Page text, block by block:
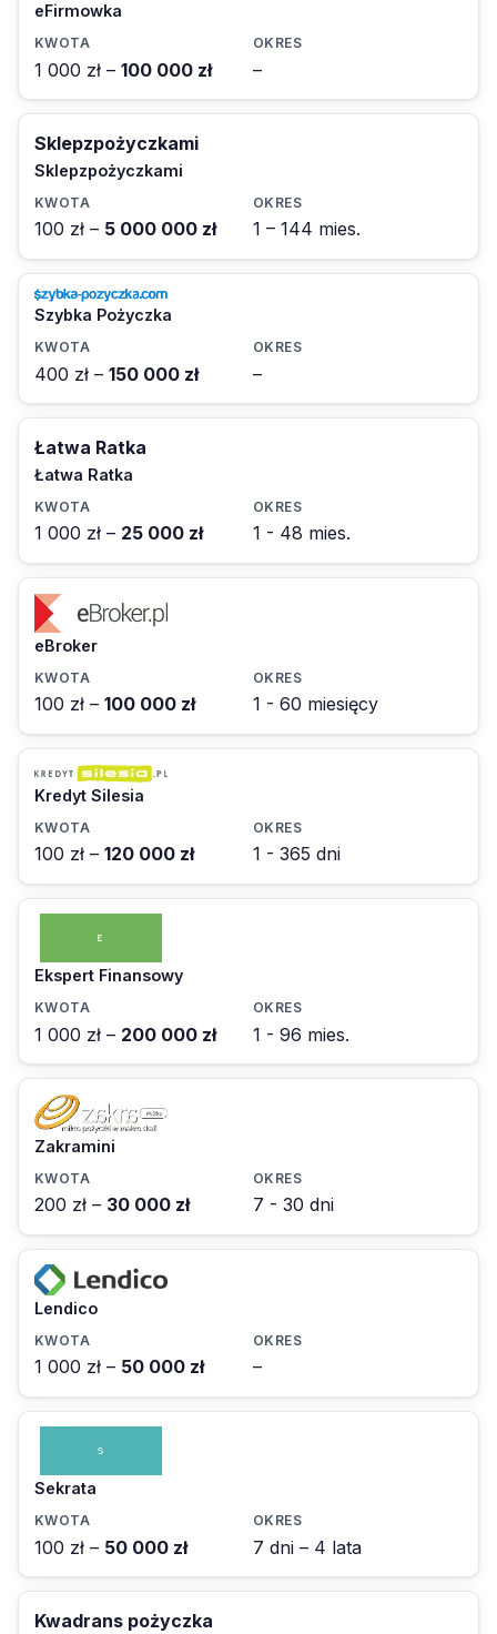
eFirmowka
1 000 zł – 100 000 zł –
Sklepzpożyczkami
Sklepzpożyczkami
100 zł – 5 000 000 zł 1 – 144 mies.
Szybka Pożyczka
400 zł – 150 000 zł –
Łatwa Ratka
Łatwa Ratka
1 000 zł – 25 000 zł 1 - 48 mies.
eBroker
100 zł – 100 000 zł 1 - 60 miesięcy
Kredyt Silesia
100 zł – 120 000 zł 1 - 365 dni
Ekspert Finansowy
1 000 zł – 200 000 zł 1 - 96 mies.
Zakramini
200 zł – 30 000 zł 7 - 30 dni
Lendico
1 000 zł – 50 000 zł –
Sekrata
100 zł – 50 000 zł 7 dni – 4 lata
Kwadrans pożyczka